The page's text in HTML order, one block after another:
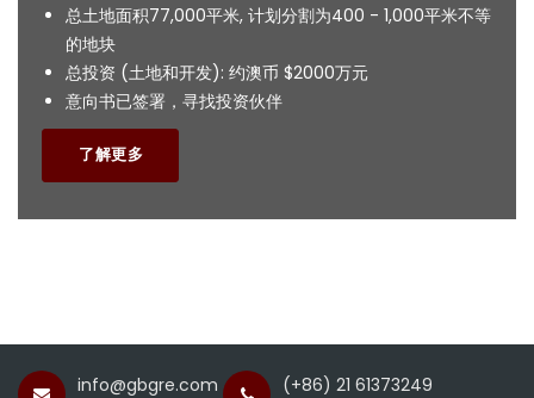
总土地面积77,000平米, 计划分割为400 - 1,000平米不等
的地块
总投资 (土地和开发): 约澳币 $2000万元
意向书已签署，寻找投资伙伴
了解更多
info@gbgre.com (+86) 21 61373249